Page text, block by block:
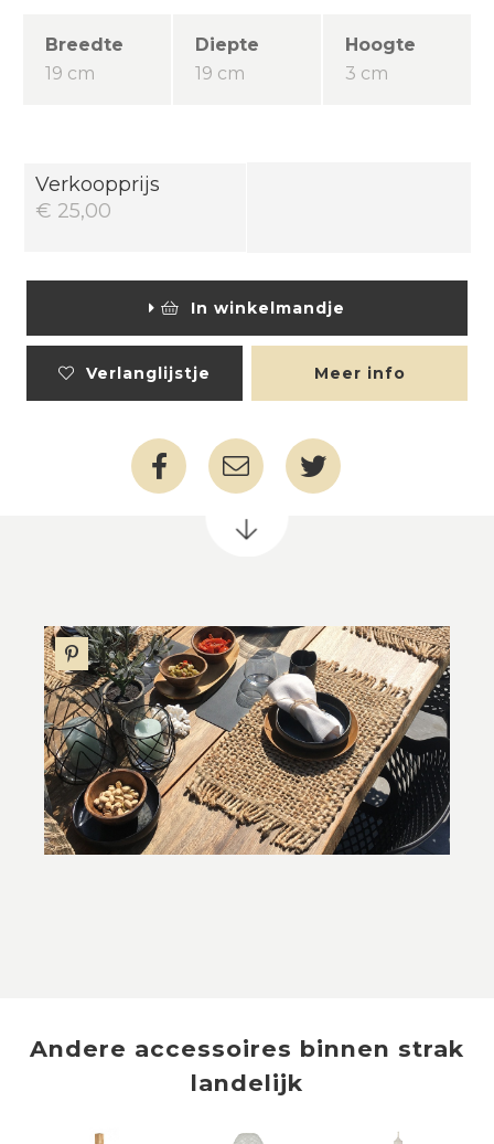
Breedte
19 cm
Diepte
19 cm
Hoogte
3 cm
Verkoopprijs
€ 25,00
In winkelmandje
Verlanglijstje Meer info
Andere accessoires binnen strak
landelijk